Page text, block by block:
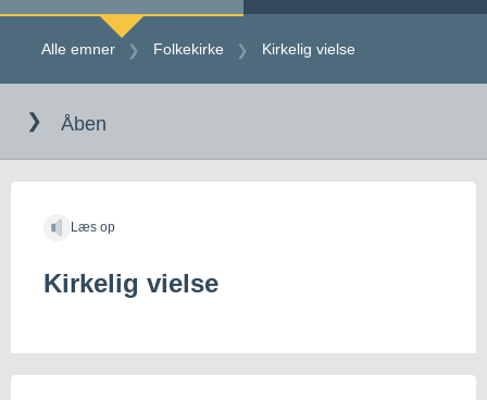
Alle emner Selvbetjening
Kalaallisut
Alle emner Folkekirke Kirkelig vielse
indholdet
Åben
Læs op
Kirkelig vielse